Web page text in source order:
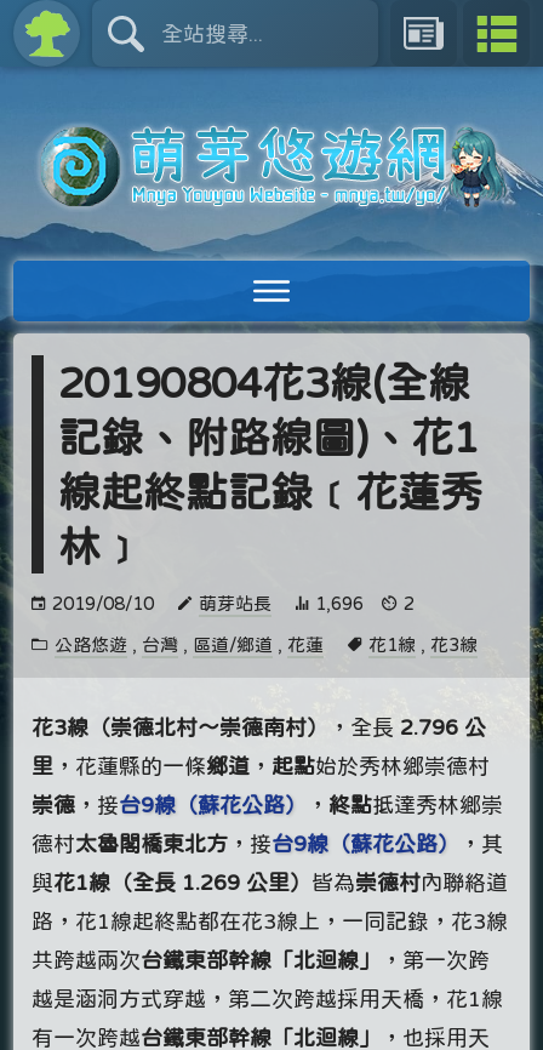
20190804花3線(全線
記錄、附路線圖)、花1
線起終點記錄﹝花蓮秀
林﹞
2019/08/10 萌芽站長 1,696 2
公路悠遊 , 台灣 , 區道/鄉道 , 花蓮 花1線 , 花3線
花3線（崇德北村～崇德南村） ，全長 2.796 公
里 ，花蓮縣的一條鄉道 ， 起點始於秀林鄉崇德村
崇德 ，接台9線（蘇花公路） ， 終點抵達秀林鄉崇
德村太魯閣橋東北方 ，接台9線（蘇花公路）
，其
與花1線（全長 1.269 公里） 皆為崇德村內聯絡道
路，花1線起終點都在花3線上，一同記錄，花3線
共跨越兩次台鐵東部幹線「北迴線」
，第一次跨
越是涵洞方式穿越，第二次跨越採用天橋，花1線
有一次跨越台鐵東部幹線「北迴線」
，也採用天